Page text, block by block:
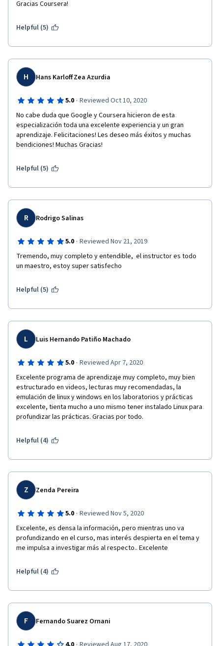
Gracias Coursera!
Helpful (5)
H Hans Karloff Zea Azurdia
5.0 · Reviewed Oct 10, 2020
No cabe duda que Google y Coursera hicieron de esta
especialización toda una excelente experiencia y un gran
aprendizaje. Felicitaciones! Les deseo más éxitos y muchas
bendiciones! Muchas Gracias!
Helpful (5)
R Rodrigo Salinas
5.0 · Reviewed Nov 21, 2019
Tremendo, muy completo y entendible,  el instructor es todo
un maestro, estoy super satisfecho
Helpful (5)
L Luis Hernando Patiño Machado
5.0 · Reviewed Apr 7, 2020
Excelente programa de aprendizaje muy completo, muy bien
estructurado en videos, lecturas muy recomendadas, la
emulación de linux y windows en los laboratorios y prácticas
excelente, tienta mucho a uno mismo tener instalado Linux para
profundizar las prácticas. Gracias por todo.
Helpful (4)
Z Zenda Pereira
5.0 · Reviewed Nov 5, 2020
Excelente, es densa la información, pero mientras uno va
profundizando en el curso, mas interés despierta en el tema y
me impulsa a investigar más al respecto.. Excelente
Helpful (4)
F Fernando Suarez Ornani